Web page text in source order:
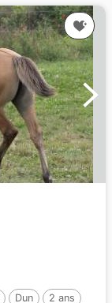
Dun 2 ans